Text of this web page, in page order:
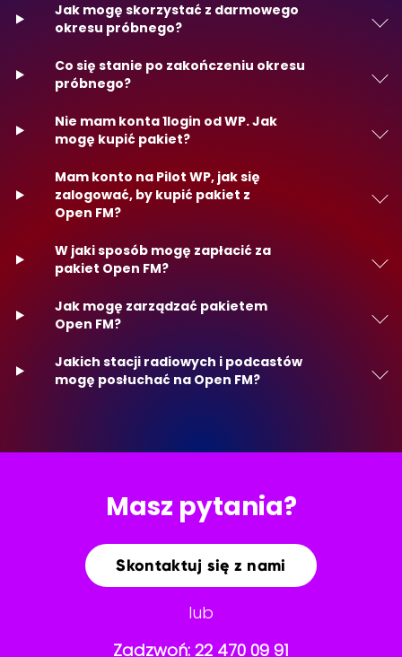
Jak mogę skorzystać z darmowego
okresu próbnego?
Co się stanie po zakończeniu okresu
próbnego?
Nie mam konta 1login od WP. Jak
mogę kupić pakiet?
Mam konto na Pilot WP, jak się
zalogować, by kupić pakiet z
Open FM?
W jaki sposób mogę zapłacić za
pakiet Open FM?
Jak mogę zarządzać pakietem
Open FM?
Jakich stacji radiowych i podcastów
mogę posłuchać na Open FM?
Masz pytania?
Skontaktuj się z nami
lub
Zadzwoń: 22 470 09 91